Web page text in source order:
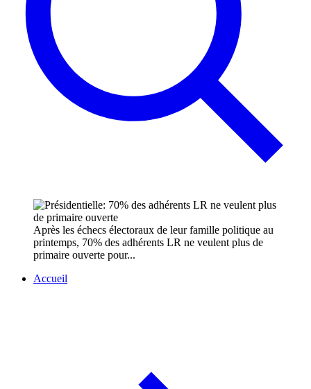
Après les échecs électoraux de leur famille politique au
printemps, 70% des adhérents LR ne veulent plus de
primaire ouverte pour...
Accueil